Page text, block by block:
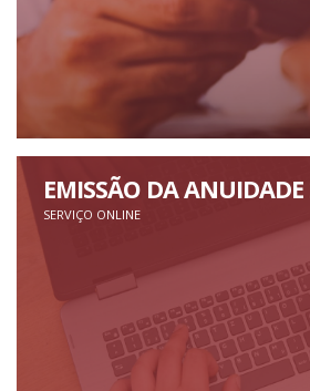
EMISSÃO DA ANUIDADE
SERVIÇO ONLINE